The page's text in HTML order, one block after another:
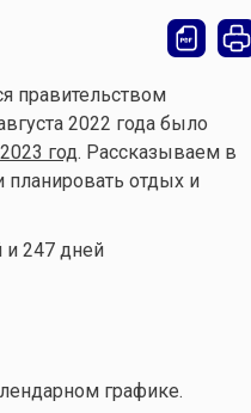
правительством
2022 года было
год. Рассказываем в
отдых и
и 247 дней
графике.